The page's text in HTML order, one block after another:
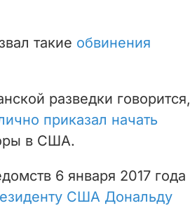
такие обвинения
разведки говорится,
приказал начать
в США.
6 января 2017 года
США Дональду